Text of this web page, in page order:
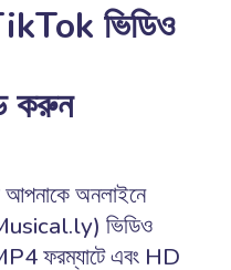
TikTok ভিডিও
করুন
আপনাকে অনলাইনে
Musical.ly) ভিডিও
ফরম্যাটে এবং HD